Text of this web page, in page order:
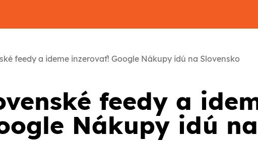
feedy a ideme inzerovať! Google Nákupy idú na Slovensko
feedy a
Nákupy idú